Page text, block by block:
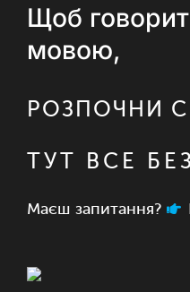
Щоб
мовою,
РОЗПОЧНИ
ТУТ ВСЕ
Маєш запитання?